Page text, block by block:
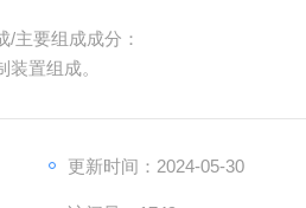
/主要组成成分：
置组成。
更新时间：2024-05-30